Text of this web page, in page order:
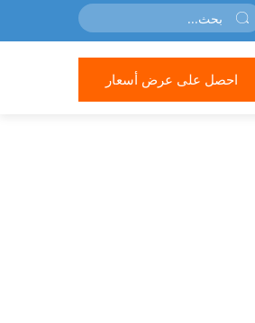
احصل على عرض أسعار